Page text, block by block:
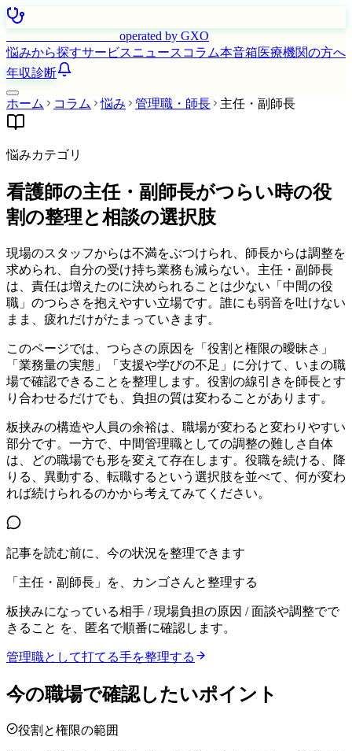
operated by GXO
悩みから探すサービスニュース コラム本音箱医療機関の方へ
年収診断
ホーム コラム 悩み 管理職・師長 主任・副師長
悩みカテゴリ
看護師の主任・副師長がつらい時の役
割の整理と相談の選択肢
現場のスタッフからは不満をぶつけられ、師長からは調整を
求められ、自分の受け持ち業務も減らない。主任・副師長
は、責任は増えたのに決められることは少ない「中間の役
職」のつらさを抱えやすい立場です。誰にも弱音を吐けない
まま、疲れだけがたまっていきます。
このページでは、つらさの原因を「役割と権限の曖昧さ」
「業務量の実態」「支援や学びの不足」に分けて、いまの職
場で確認できることを整理します。役割の線引きを師長とす
り合わせるだけでも、負担の質は変わることがあります。
板挟みの構造や人員の余裕は、職場が変わると変わりやすい
部分です。一方で、中間管理職としての調整の難しさ自体
は、どの職場でも形を変えて存在します。役職を続ける、降
りる、異動する、転職するという選択肢を並べて、何が変わ
れば続けられるのかから考えてみてください。
記事を読む前に、今の状況を整理できます
「主任・副師長」を、カンゴさんと整理する
板挟みになっている相手 / 現場負担の原因 / 面談や調整でで
きること を、匿名で順番に確認します。
管理職として打てる手を整理する
今の職場で確認したいポイント
役割と権限の範囲